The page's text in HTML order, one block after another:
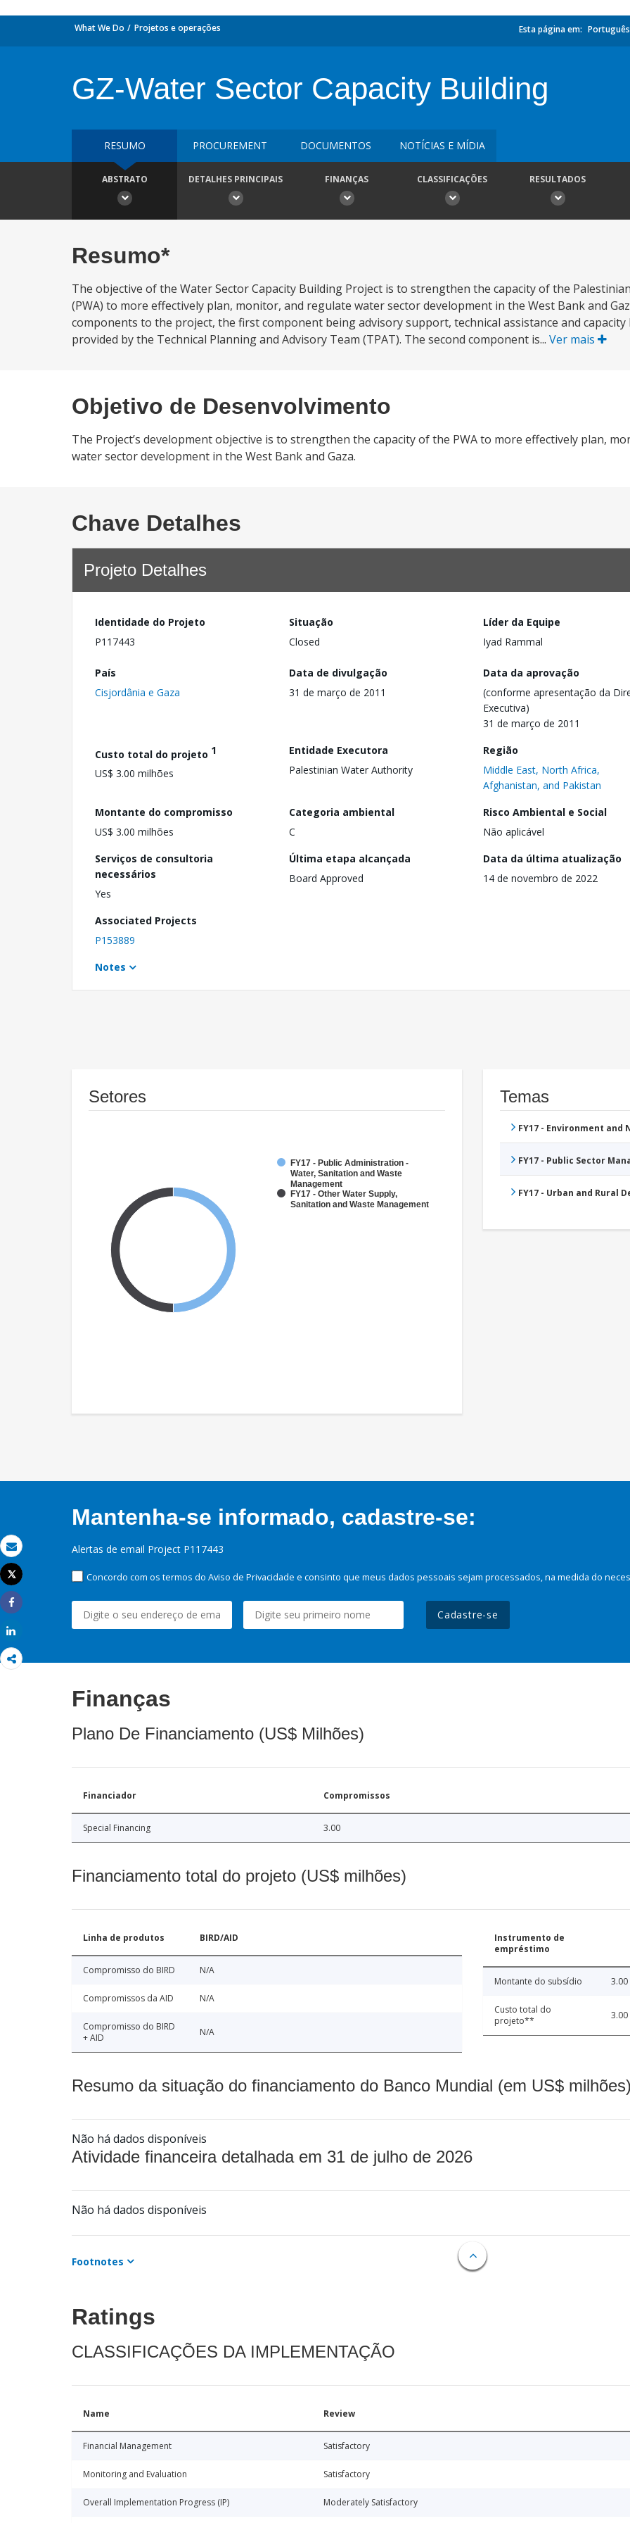
Email
Imprimir
Tweet
Share
What We Do Projetos e operações Esta página em: Português
GZ-Water Sector Capacity Building
RESUMO PROCUREMENT DOCUMENTOS NOTÍCIAS E MÍDIA
ABSTRATO DETALHES PRINCIPAIS FINANÇAS CLASSIFICAÇÕES RESULTADOS
Resumo*
The objective of the Water Sector Capacity Building Project is to strengthen the capacity of the
(PWA) to more effectively plan, monitor, and regulate water sector development in the West Bank and
components to the project, the first component being advisory support, technical assistance and
provided by the Technical Planning and Advisory Team (TPAT). The second component is... Ver mais
Objetivo de Desenvolvimento
The Project’s development objective is to strengthen the capacity of the PWA to more effectively plan,
water sector development in the West Bank and Gaza.
Chave Detalhes
Projeto Detalhes
Identidade do Projeto
P117443
Situação
Closed
Líder da Equipe
Iyad Rammal
País
Cisjordânia e Gaza
Data de divulgação
31 de março de 2011
Data da aprovação
(conforme apresentação da
Executiva)
31 de março de 2011
Custo total do projeto 1
US$ 3.00 milhões
Entidade Executora
Palestinian Water Authority
Região
Middle East, North Africa,
Afghanistan, and Pakistan
Montante do compromisso
US$ 3.00 milhões
Categoria ambiental
C
Risco Ambiental e Social
Não aplicável
Serviços de consultoria
necessários
Yes
Última etapa alcançada
Board Approved
Data da última atualização
14 de novembro de 2022
Associated Projects
P153889
Notes
Setores
FY17 - Public Administration -
Water, Sanitation and Waste
Management
FY17 - Other Water Supply,
Sanitation and Waste Management
Temas
FY17 - Environment
FY17 - Public Sector
FY17 - Urban and Rural
Mantenha-se informado, cadastre-se:
Alertas de email Project P117443
Concordo com os termos do Aviso de Privacidade e consinto que meus dados pessoais sejam processados, na medida do
Cadastre-se
Finanças
Plano De Financiamento (US$ Milhões)
Financiador Compromissos
Special Financing 3.00
Financiamento total do projeto (US$ milhões)
Linha de produtos BIRD/AID
Compromisso do BIRD N/A
Compromissos da AID N/A
Compromisso do BIRD
+ AID
N/A
Instrumento de
empréstimo
Montante do subsídio 3.00
Custo total do
projeto**
3.00
Resumo da situação do financiamento do Banco Mundial (em US$
Não há dados disponíveis
Atividade financeira detalhada em 31 de julho de 2026
Não há dados disponíveis
Footnotes
Ratings
CLASSIFICAÇÕES DA IMPLEMENTAÇÃO
Name Review
Financial Management Satisfactory
Monitoring and Evaluation Satisfactory
Overall Implementation Progress (IP) Moderately Satisfactory